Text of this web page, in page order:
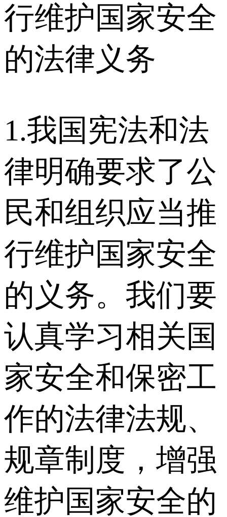
行维护国家安全
的法律义务
1.我国宪法和法
律明确要求了公
民和组织应当推
行维护国家安全
的义务。我们要
认真学习相关国
家安全和保密工
作的法律法规、
规章制度，增强
维护国家安全的